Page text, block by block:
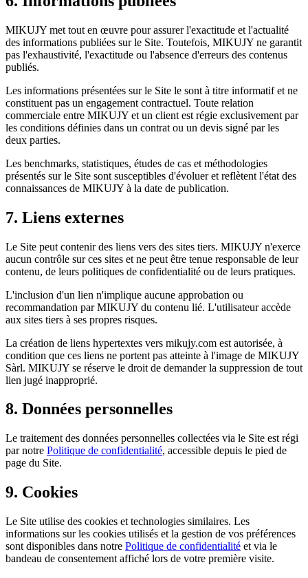
MIKUJY met tout en œuvre pour assurer l'exactitude et l'actualité
des informations publiées sur le Site. Toutefois, MIKUJY ne garantit
pas l'exhaustivité, l'exactitude ou l'absence d'erreurs des contenus
publiés.
Les informations présentées sur le Site le sont à titre informatif et ne
constituent pas un engagement contractuel. Toute relation
commerciale entre MIKUJY et un client est régie exclusivement par
les conditions définies dans un contrat ou un devis signé par les
deux parties.
Les benchmarks, statistiques, études de cas et méthodologies
présentés sur le Site sont susceptibles d'évoluer et reflètent l'état des
connaissances de MIKUJY à la date de publication.
7. Liens externes
Le Site peut contenir des liens vers des sites tiers. MIKUJY n'exerce
aucun contrôle sur ces sites et ne peut être tenue responsable de leur
contenu, de leurs politiques de confidentialité ou de leurs pratiques.
L'inclusion d'un lien n'implique aucune approbation ou
recommandation par MIKUJY du contenu lié. L'utilisateur accède
aux sites tiers à ses propres risques.
La création de liens hypertextes vers mikujy.com est autorisée, à
condition que ces liens ne portent pas atteinte à l'image de MIKUJY
Sàrl. MIKUJY se réserve le droit de demander la suppression de tout
lien jugé inapproprié.
8. Données personnelles
Le traitement des données personnelles collectées via le Site est régi
par notre Politique de confidentialité, accessible depuis le pied de
page du Site.
9. Cookies
Le Site utilise des cookies et technologies similaires. Les
informations sur les cookies utilisés et la gestion de vos préférences
sont disponibles dans notre Politique de confidentialité et via le
bandeau de consentement affiché lors de votre première visite.